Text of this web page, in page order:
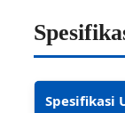
Spesifikasi